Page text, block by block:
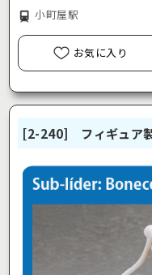
小町屋駅
お気に入り
[2-240] フィギュア